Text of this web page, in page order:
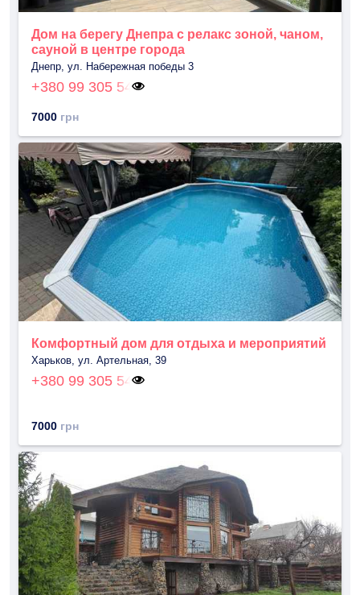
Дом на берегу Днепра с релакс зоной, чаном,
сауной в центре города
Днепр, ул. Набережная победы 3
+380 99 305 54
7000 грн
Комфортный дом для отдыха и мероприятий
Харьков, ул. Артельная, 39
+380 99 305 54
7000 грн